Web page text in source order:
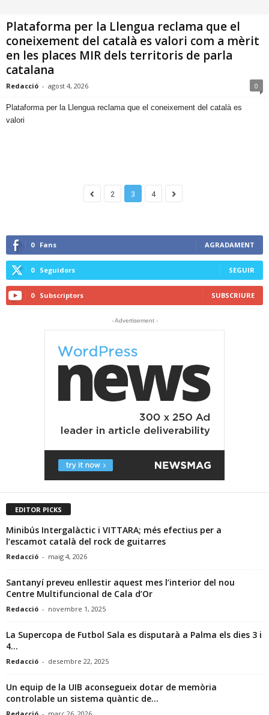
Plataforma per la Llengua reclama que el
coneixement del català es valori com a mèrit
en les places MIR dels territoris de parla
catalana
Redacció - agost 4, 2026 0
​Plataforma per la Llengua reclama que el coneixement del català es
valori
2 3 4
0 Fans AGRADAMENT
0 Seguidors SEGUIR
0 Subscriptors SUBSCRIURE
- Advertisement -
EDITOR PICKS
Minibús Intergalàctic i VITTARA; més efectius per a
l’escamot català del rock de guitarres
Redacció - maig 4, 2026
Santanyí preveu enllestir aquest mes l’interior del nou
Centre Multifuncional de Cala d’Or
Redacció - novembre 1, 2025
La Supercopa de Futbol Sala es disputarà a Palma els dies 3 i
4...
Redacció - desembre 22, 2025
Un equip de la UIB aconsegueix dotar de memòria
controlable un sistema quàntic de...